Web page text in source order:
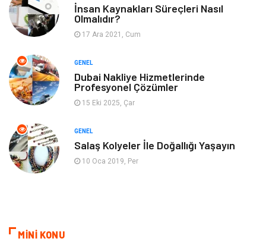
Gayrimenkul Spor
Finans& Ekonomi Anne & Çocuk
Genel Kültür
Ev İşleri
Mobilya
Astroloji
İnsan Kaynakları Süreçleri Nasıl
Olmalıdır?
17 Ara 2021, Cum
GENEL
Dubai Nakliye Hizmetlerinde
Profesyonel Çözümler
15 Eki 2025, Çar
GENEL
Salaş Kolyeler İle Doğallığı Yaşayın
10 Oca 2019, Per
MİNİ KONU